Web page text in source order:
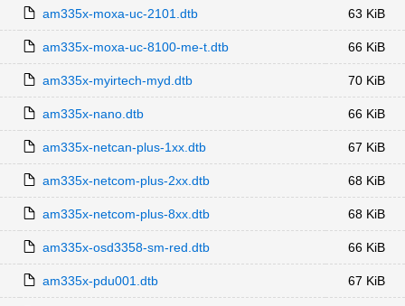
am335x-moxa-uc-2101.dtb 63 KiB
am335x-moxa-uc-8100-me-t.dtb 66 KiB
am335x-myirtech-myd.dtb 70 KiB
am335x-nano.dtb 66 KiB
am335x-netcan-plus-1xx.dtb 67 KiB
am335x-netcom-plus-2xx.dtb 68 KiB
am335x-netcom-plus-8xx.dtb 68 KiB
am335x-osd3358-sm-red.dtb 66 KiB
am335x-pdu001.dtb 67 KiB